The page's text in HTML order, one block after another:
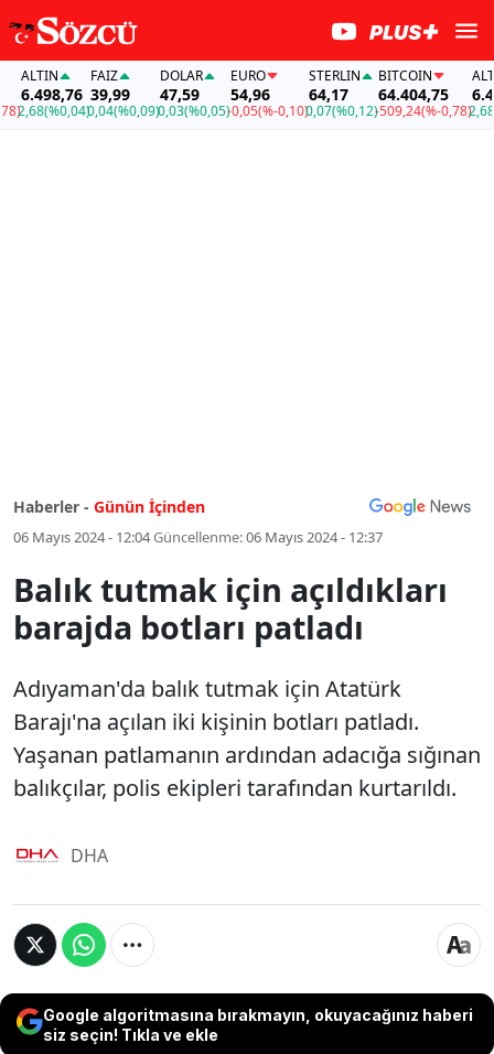
ALTIN
6.498,76
(%0,04)
FAİZ
39,99
0,04(%0,09)
DOLAR
47,59
0,03(%0,05)
EURO
54,96
-0,05(%-0,10)
STERLIN
64,17
0,07(%0,12)
BITCOIN
64.404,75
-509,24(%-0,78)
ALTIN
2,68
Haberler - Günün İçinden
06 Mayıs 2024 - 12:04Güncellenme:06 Mayıs 2024 - 12:37
Balık tutmak için açıldıkları
barajda botları patladı
Adıyaman'da balık tutmak için Atatürk
Barajı'na açılan iki kişinin botları patladı.
Yaşanan patlamanın ardından adacığa sığınan
balıkçılar, polis ekipleri tarafından kurtarıldı.
DHA
Google algoritmasına bırakmayın, okuyacağınız haberi
siz seçin! Tıkla ve ekle